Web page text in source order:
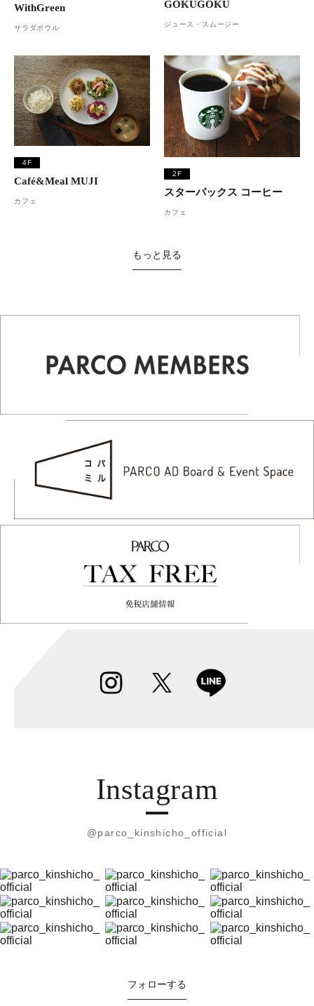
WithGreen
サラダボウル
GOKUGOKU
ジュース・スムージー
4F
Café&Meal MUJI
カフェ
2F
スターバックス コーヒー
カフェ
もっと見る
Instagram
@parco_kinshicho_official
フォローする